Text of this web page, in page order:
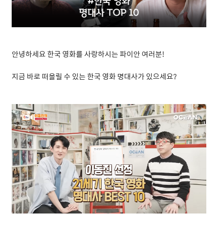
안녕하세요 한국 영화를 사랑하시는 파이안 여러분!
지금 바로 떠올릴 수 있는 한국 영화 명대사가 있으세요?